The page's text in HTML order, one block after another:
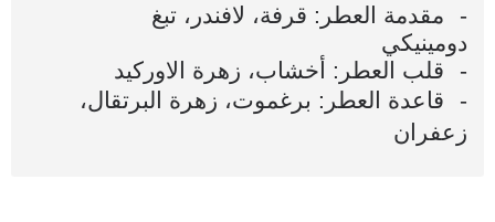
-
دومينيكي
-
قلب العطر: أخشاب، زهرة الاوركيد
-
زعفران